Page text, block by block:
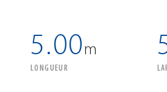
5.00m
LONGUEUR